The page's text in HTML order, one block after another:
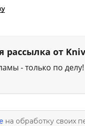
рассылка от
- только по
на обработку своих